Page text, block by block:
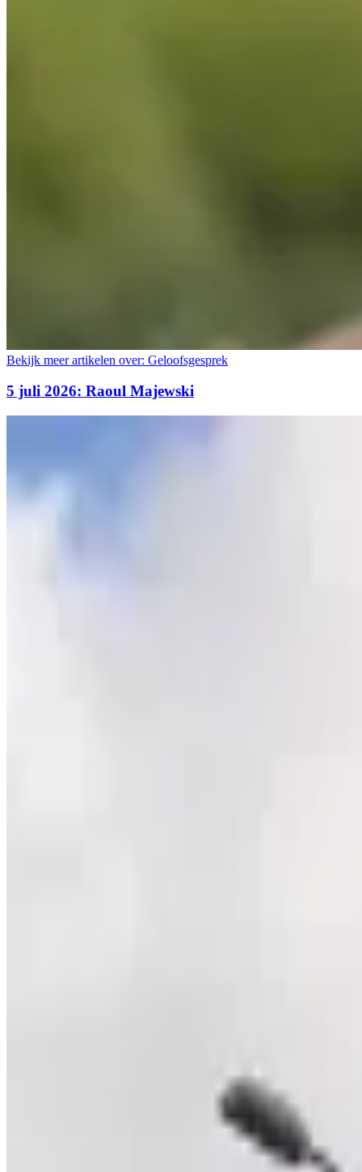
Bekijk meer artikelen over: Geloofsgesprek
5 juli 2026: Raoul Majewski